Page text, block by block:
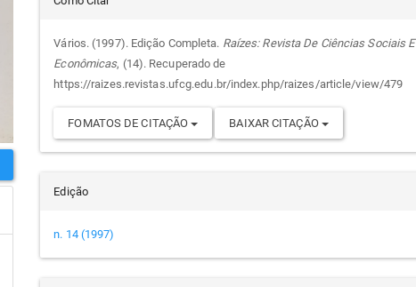
do
artigo
Vários. (1997). Edição Completa. Raízes: Revista De Ciências Sociais E
Econômicas, (14). Recuperado de
https://raizes.revistas.ufcg.edu.br/index.php/raizes/article/view/479
FOMATOS DE CITAÇÃO BAIXAR CITAÇÃO
Edição
n. 14 (1997)